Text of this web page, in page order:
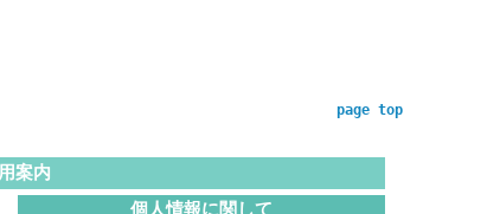
page top
案内
個人情報に関して